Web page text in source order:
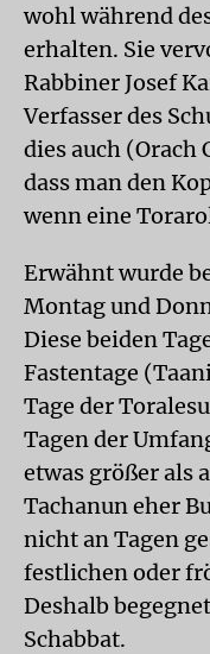
wohl während
erhalten. Sie
Rabbiner Josef
Verfasser des
dies auch (Orach
dass man den
wenn eine
Erwähnt wurde
Montag und
Diese beiden
Fastentage
Tage der
Tagen der
etwas größer als
Tachanun eher
nicht an Tagen
festlichen oder
Deshalb
Schabbat.